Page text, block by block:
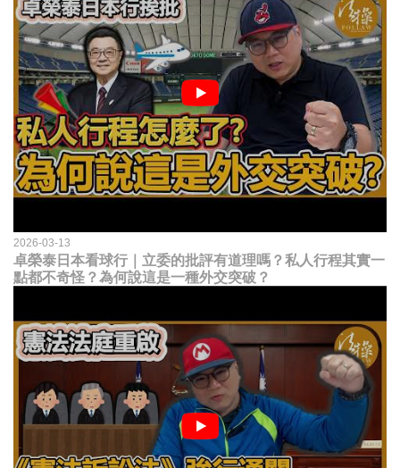
2026-03-13
卓榮泰日本看球行｜立委的批評有道理嗎？私人行程其實一
點都不奇怪？為何說這是一種外交突破？